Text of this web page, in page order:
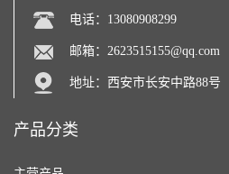
电话：13080908299
邮箱： 2623515155@qq.com
地址：西安市长安中路88号
产品分类